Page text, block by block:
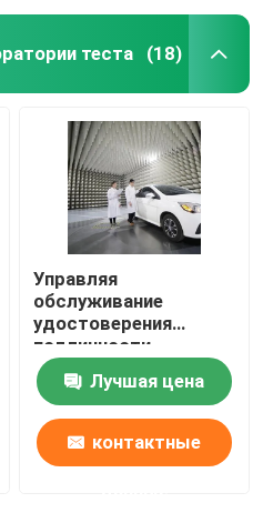
теста (18)
Управляя
обслуживание
удостоверения
подлинности
аттестации
лаборатории теста
корабля
испытательных
лабораторий
Лучшая цена
контактные